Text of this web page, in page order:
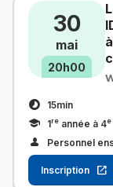
30
mai
20h00
15min
1re année à 4e
Personnel
Inscription